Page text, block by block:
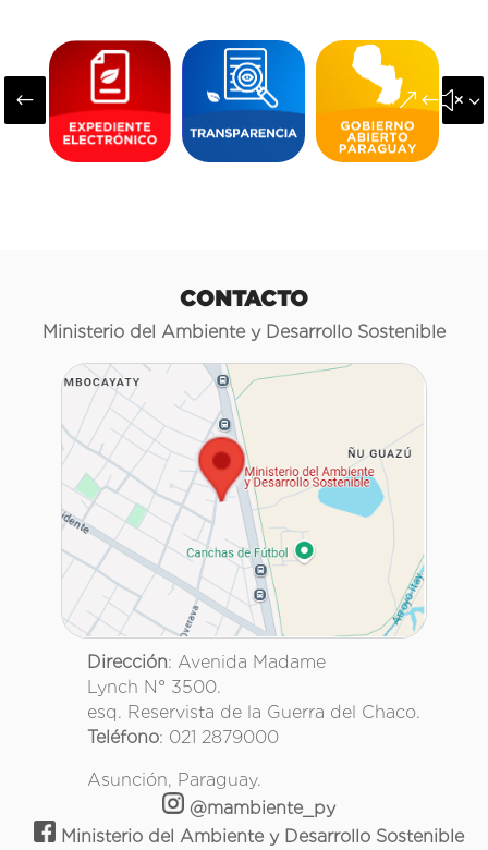
#
CONTACTO
Ministerio del Ambiente y Desarrollo Sostenible
Dirección: Avenida Madame
Lynch N° 3500.
esq. Reservista de la Guerra del Chaco.
Teléfono: 021 2879000
Asunción, Paraguay.
@mambiente_py
Ministerio del Ambiente y Desarrollo Sostenible